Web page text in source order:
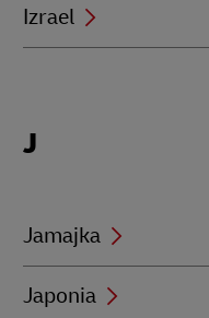
Izrael
beginning
J
Jamajka
Japonia